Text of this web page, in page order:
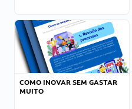
COMO INOVAR SEM GASTAR
MUITO